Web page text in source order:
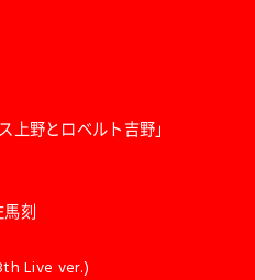
上野とロベルト吉野」
刻
Live ver.)